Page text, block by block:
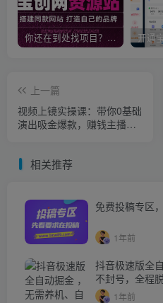
你还在到处找项目？还在当韭菜？我靠卖项目一个月收入5万+，曾经我也是个失败者。
上一篇
视频上镜实操课：带你0基础
演出吸金爆款，赚钱主播如
相关推荐
免费投稿专区
1年前
抖音极速版全
不封号，全程
秘】 1年前